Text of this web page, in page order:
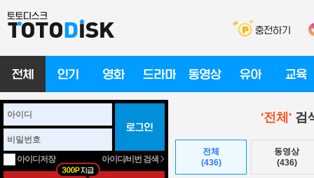
아이디저장 아이디/비번 검색
'전체'검
전체
(436)
동영상
(436)